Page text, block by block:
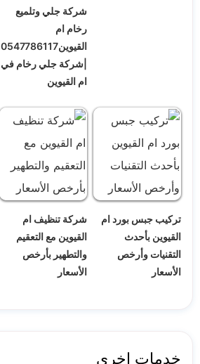
شركة جلي وتلميع
رخام ام
القيوين0547786117
|شركة جلي رخام في
ام القيوين
تركيب جبس بورد ام
القيوين بأحدث
التقنيات وأرخص
الأسعار
شركة تنظيف ام
القيوين مع التعقيم
والتطهير بأرخص
الأسعار
خدمات اخرى